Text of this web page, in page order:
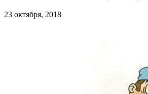
23 октября, 2018